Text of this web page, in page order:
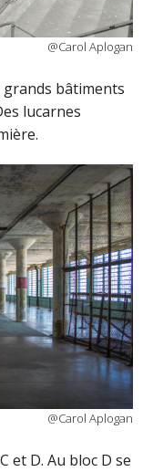
@Carol Aplogan
grands bâtiments
lucarnes
@Carol Aplogan
et D. Au bloc D se